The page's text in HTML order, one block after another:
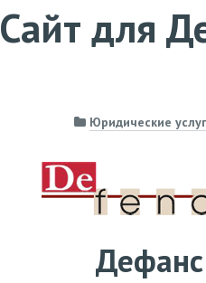
Сайт для
Юридические
Дефанс